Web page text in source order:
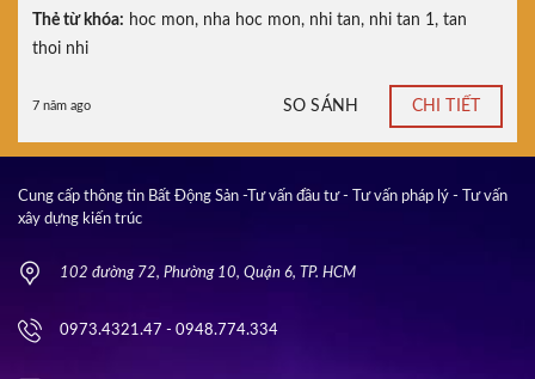
Thẻ từ khóa: hoc mon, nha hoc mon, nhi tan, nhi tan 1, tan
thoi nhi
7 năm ago SO SÁNH CHI TIẾT
Cung cấp thông tin Bất Động Sản -Tư vấn đầu tư - Tư vấn pháp lý - Tư vấn
xây dựng kiến trúc
102 đường 72, Phường 10, Quận 6, TP. HCM
0973.4321.47 - 0948.774.334